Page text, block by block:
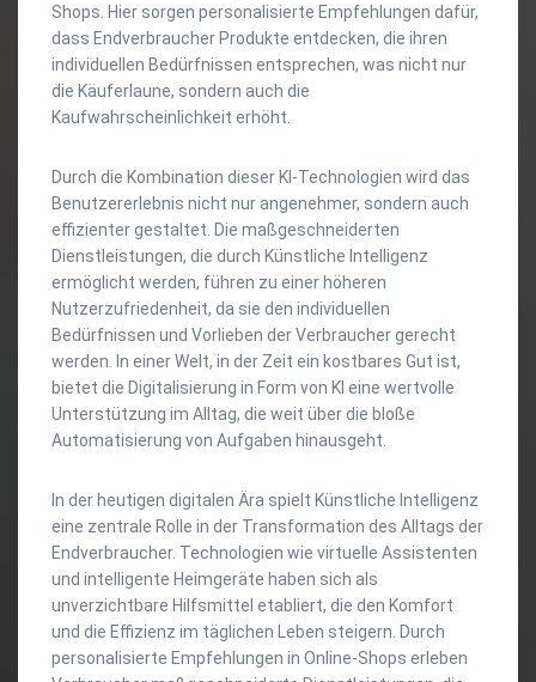
Shops. Hier sorgen personalisierte Empfehlungen dafür,
dass Endverbraucher Produkte entdecken, die ihren
individuellen Bedürfnissen entsprechen, was nicht nur
die Käuferlaune, sondern auch die
Kaufwahrscheinlichkeit erhöht.
Durch die Kombination dieser KI-Technologien wird das
Benutzererlebnis nicht nur angenehmer, sondern auch
effizienter gestaltet. Die maßgeschneiderten
Dienstleistungen, die durch Künstliche Intelligenz
ermöglicht werden, führen zu einer höheren
Nutzerzufriedenheit, da sie den individuellen
Bedürfnissen und Vorlieben der Verbraucher gerecht
werden. In einer Welt, in der Zeit ein kostbares Gut ist,
bietet die Digitalisierung in Form von KI eine wertvolle
Unterstützung im Alltag, die weit über die bloße
Automatisierung von Aufgaben hinausgeht.
In der heutigen digitalen Ära spielt Künstliche Intelligenz
eine zentrale Rolle in der Transformation des Alltags der
Endverbraucher. Technologien wie virtuelle Assistenten
und intelligente Heimgeräte haben sich als
unverzichtbare Hilfsmittel etabliert, die den Komfort
und die Effizienz im täglichen Leben steigern. Durch
personalisierte Empfehlungen in Online-Shops erleben